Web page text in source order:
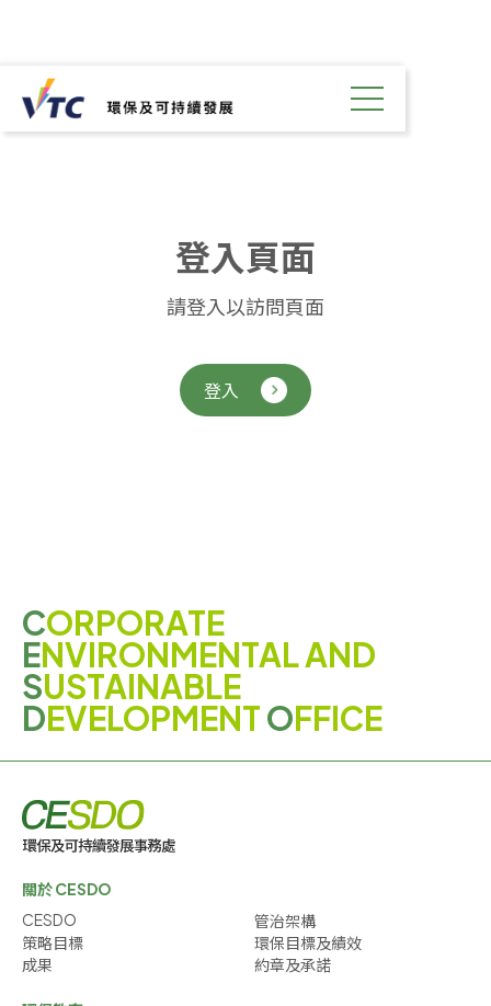
登入頁面
請登入以訪問頁面
登入
CORPORATE
ENVIRONMENTAL AND
SUSTAINABLE
DEVELOPMENTOFFICE
關於 CESDO
CESDO
管治架構
策略目標
環保目標及績效
成果
約章及承諾